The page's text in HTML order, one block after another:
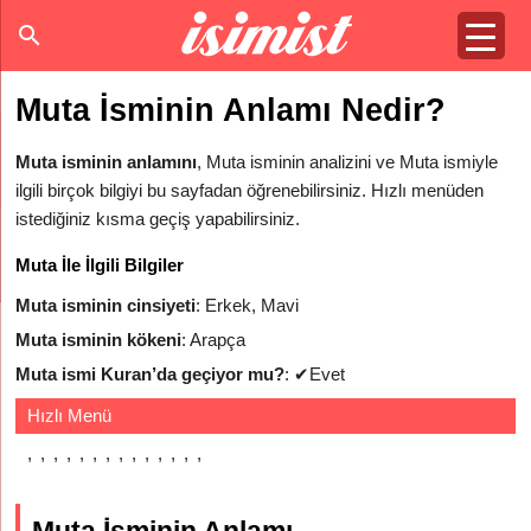
Muta İsminin Anlamı Nedir?
Muta isminin anlamını, Muta isminin analizini ve Muta ismiyle
ilgili birçok bilgiyi bu sayfadan öğrenebilirsiniz. Hızlı menüden
istediğiniz kısma geçiş yapabilirsiniz.
Muta İle İlgili Bilgiler
Muta isminin cinsiyeti: Erkek, Mavi
Muta isminin kökeni: Arapça
Muta ismi Kuran’da geçiyor mu?: ✔Evet
Hızlı Menü